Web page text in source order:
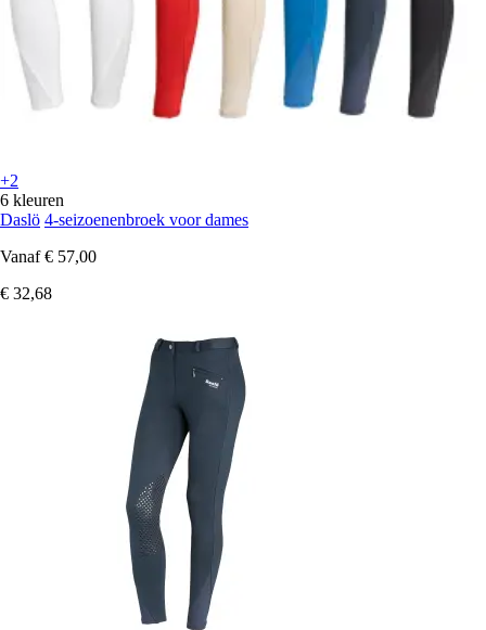
+2
6 kleuren
Daslö 4-seizoenenbroek voor dames
Vanaf € 57,00
€ 32,68